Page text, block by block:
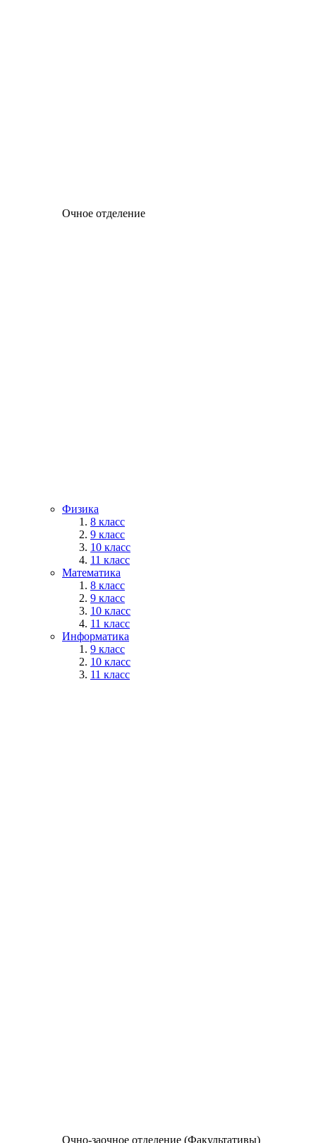
Очное отделение
Физика
8 класс
9 класс
10 класс
11 класс
Математика
8 класс
9 класс
10 класс
11 класс
Информатика
9 класс
10 класс
11 класс
Очно-заочное отделение (Факультативы)